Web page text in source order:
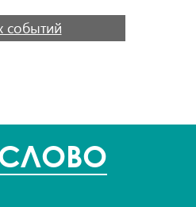
событий